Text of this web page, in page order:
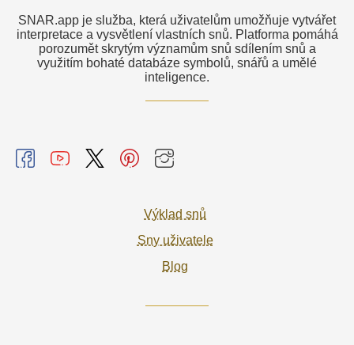
SNAR.app je služba, která uživatelům umožňuje vytvářet
interpretace a vysvětlení vlastních snů. Platforma pomáhá
porozumět skrytým významům snů sdílením snů a
využitím bohaté databáze symbolů, snářů a umělé
inteligence.
Výklad snů
Sny uživatele
Blog